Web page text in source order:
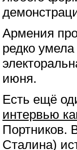
Армения
редко
июня.
Есть ещё
интервью
Портников.
Сталина)